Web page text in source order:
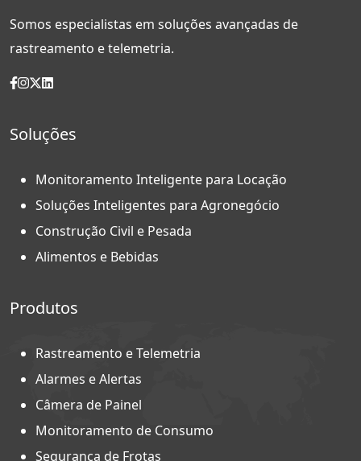
Somos especialistas em soluções avançadas de
rastreamento e telemetria.
Soluções
Monitoramento Inteligente para Locação
Soluções Inteligentes para Agronegócio
Construção Civil e Pesada
Alimentos e Bebidas
Produtos
Rastreamento e Telemetria
Alarmes e Alertas
Câmera de Painel
Monitoramento de Consumo
Segurança de Frotas